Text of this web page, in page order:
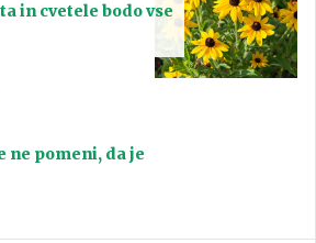
in cvetele bodo vse
ne pomeni, da je